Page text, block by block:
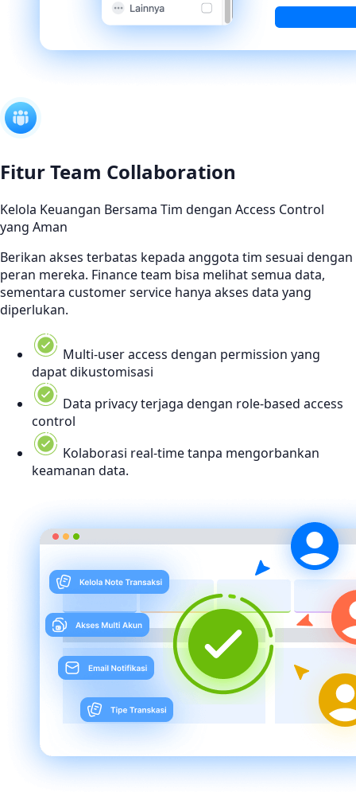
Fitur Team Collaboration
Kelola Keuangan Bersama Tim dengan Access Control
yang Aman
Berikan akses terbatas kepada anggota tim sesuai dengan
peran mereka. Finance team bisa melihat semua data,
sementara customer service hanya akses data yang
diperlukan.
Multi-user access dengan permission yang
dapat dikustomisasi
Data privacy terjaga dengan role-based access
control
Kolaborasi real-time tanpa mengorbankan
keamanan data.